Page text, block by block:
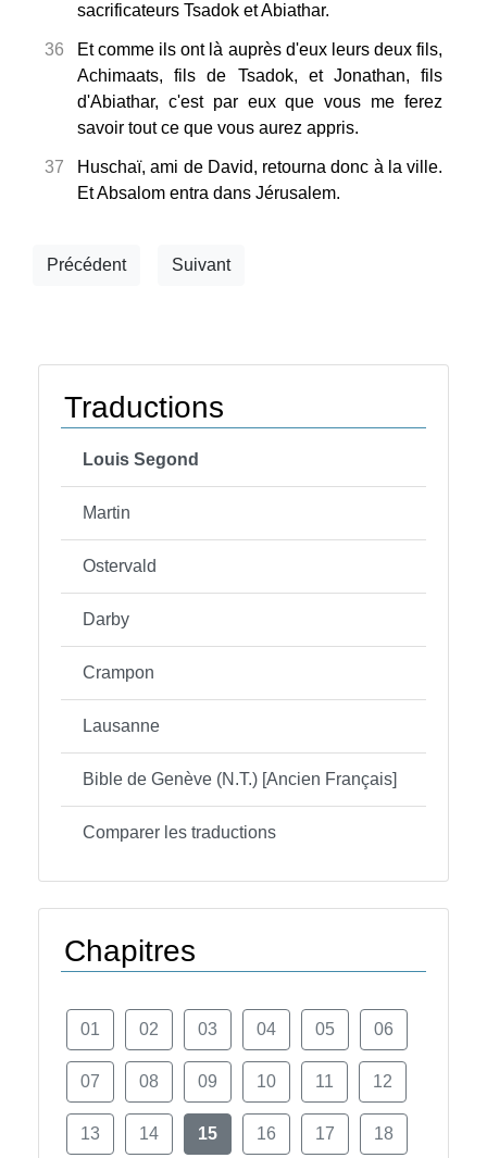
sacrificateurs Tsadok et Abiathar.
36
Et comme ils ont là auprès d'eux leurs deux fils,
Achimaats, fils de Tsadok, et Jonathan, fils
d'Abiathar, c'est par eux que vous me ferez
savoir tout ce que vous aurez appris.
37
Huschaï, ami de David, retourna donc à la ville.
Et Absalom entra dans Jérusalem.
Précédent Suivant
Traductions
Louis Segond
Martin
Ostervald
Darby
Crampon
Lausanne
Bible de Genève (N.T.) [Ancien Français]
Comparer les traductions
Chapitres
01 02 03 04 05 06
07 08 09 10 11 12
13 14 15 16 17 18